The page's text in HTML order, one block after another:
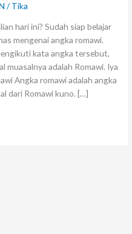
/ Tika
hari ini? Sudah siap belajar
mengenai angka romawi.
kata angka tersebut,
muasalnya adalah Romawi. Iya
Angka romawi adalah angka
dari Romawi kuno. […]